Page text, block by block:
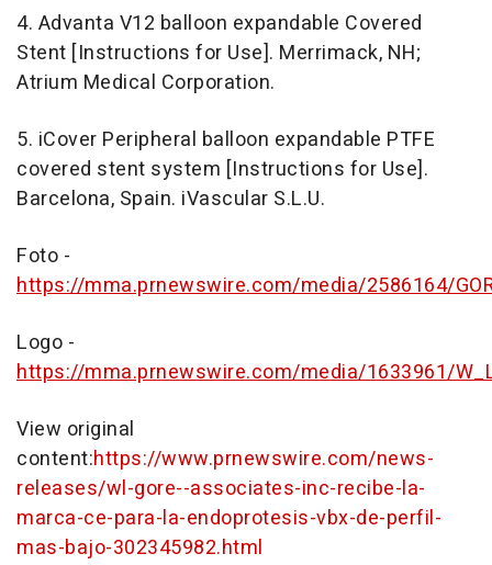
4. Advanta V12 balloon expandable Covered
Stent [Instructions for Use]. Merrimack, NH;
Atrium Medical Corporation.
5. iCover Peripheral balloon expandable PTFE
covered stent system [Instructions for Use].
Barcelona, Spain. iVascular S.L.U.
Foto -
https://mma.prnewswire.com/media/2586164/
Logo -
https://mma.prnewswire.com/media/1633961/
View original
content:https://www.prnewswire.com/news-
releases/wl-gore--associates-inc-recibe-la-
marca-ce-para-la-endoprotesis-vbx-de-perfil-
mas-bajo-302345982.html